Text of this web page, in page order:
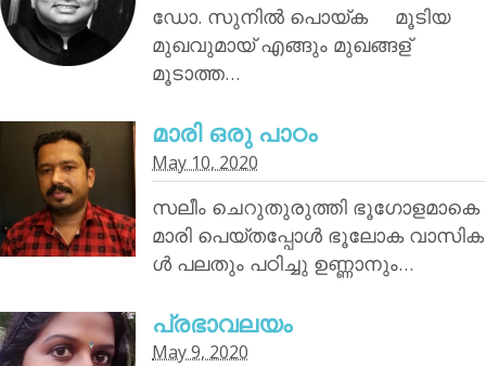
ഡോ. സുനിൽ പൊയ്‌ക മൂടിയ
മുഖവുമായ് എങ്ങും മുഖങ്ങള്
മൂടാത്ത…
മാരി ഒരു പാഠം
May 10, 2020
സലീം ചെറുതുരുത്തി ഭൂഗോളമാകെ
മാരി പെയ്തപ്പോൾ ഭൂലോക വാസിക
ൾ പലതും പഠിച്ചു ഉണ്ണാനും…
പ്രഭാവലയം
May 9, 2020